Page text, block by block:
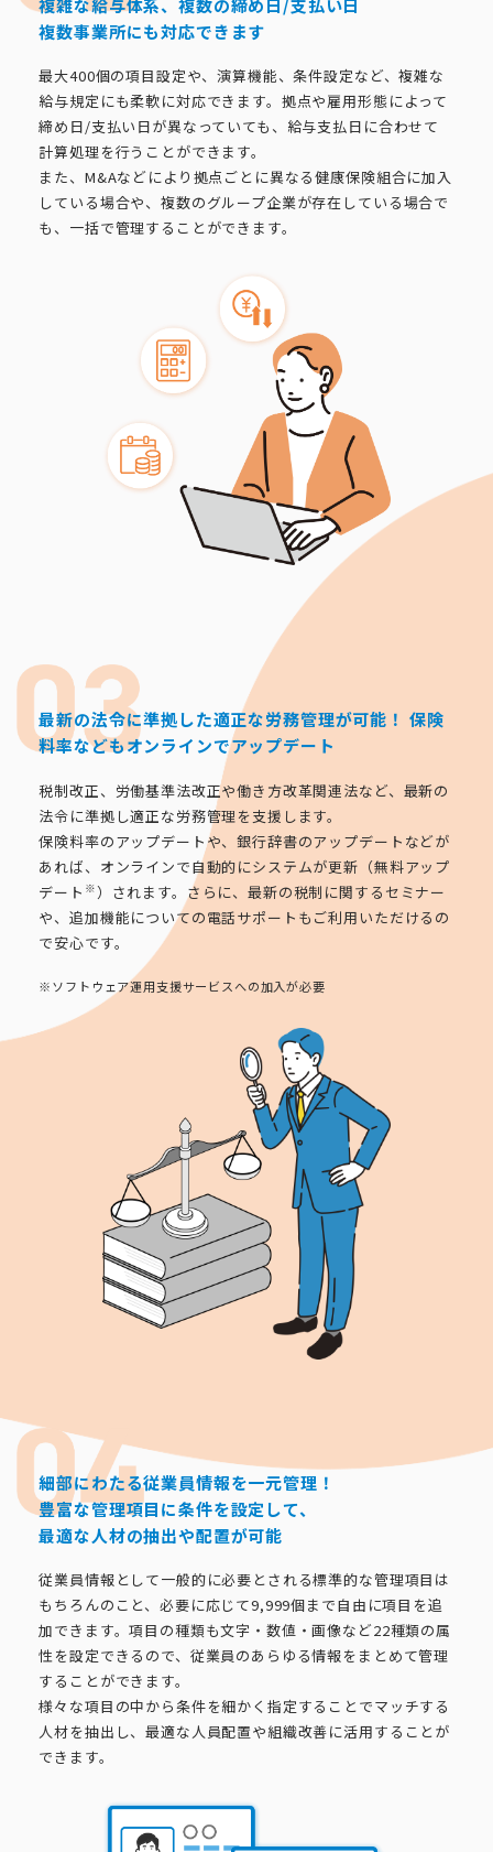
複雑な給与体系、複数の締め日/支払い日
複数事業所にも対応できます
最大400個の項目設定や、演算機能、条件設定など、複雑な
給与規定にも柔軟に対応できます。拠点や雇用形態によって
締め日/支払い日が異なっていても、給与支払日に合わせて
計算処理を行うことができます。
また、M&Aなどにより拠点ごとに異なる健康保険組合に加入
している場合や、複数のグループ企業が存在している場合で
も、一括で管理することができます。
最新の法令に準拠した適正な労務管理が可能！ 保険
料率などもオンラインでアップデート
税制改正、労働基準法改正や働き方改革関連法など、最新の
法令に準拠し適正な労務管理を支援します。
保険料率のアップデートや、銀行辞書のアップデートなどが
あれば、オンラインで自動的にシステムが更新（無料アップ
デート ※）されます。さらに、最新の税制に関するセミナー
や、追加機能についての電話サポートもご利用いただけるの
で安心です。
※ソフトウェア運用支援サービスへの加入が必要
細部にわたる従業員情報を一元管理！
豊富な管理項目に条件を設定して、
最適な人材の抽出や配置が可能
従業員情報として一般的に必要とされる標準的な管理項目は
もちろんのこと、必要に応じて9,999個まで自由に項目を追
加できます。項目の種類も文字・数値・画像など22種類の属
性を設定できるので、従業員のあらゆる情報をまとめて管理
することができます。
様々な項目の中から条件を細かく指定することでマッチする
人材を抽出し、最適な人員配置や組織改善に活用することが
できます。